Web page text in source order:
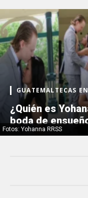
Fotos: Yohanna RRSS
GUATEMALTECAS
¿Quién es
boda de